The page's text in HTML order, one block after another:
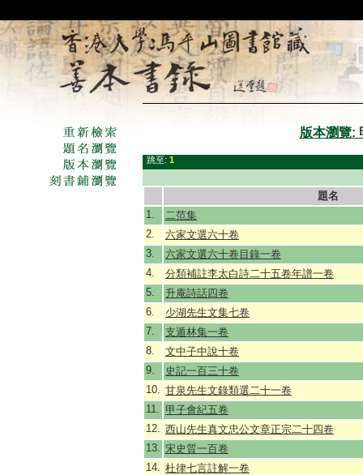
版本瀏覽:
跳至: 1
題名
1.
二范集
2.
六家文選六十卷
3.
六家文選六十卷目錄一卷
4.
分類補註李太白詩二十五卷年譜一卷
5.
升庵詩話四卷
6.
少湖先生文集七卷
7.
支遁林集一卷
8.
文中子中說十卷
9.
史記一百三十卷
10. 甘泉先生文錄類選二十一卷
11. 甲子會紀五卷
12. 西山先生真文忠公文章正宗二十四卷
13. 宋史質一百卷
14. 杜律七言註解一卷